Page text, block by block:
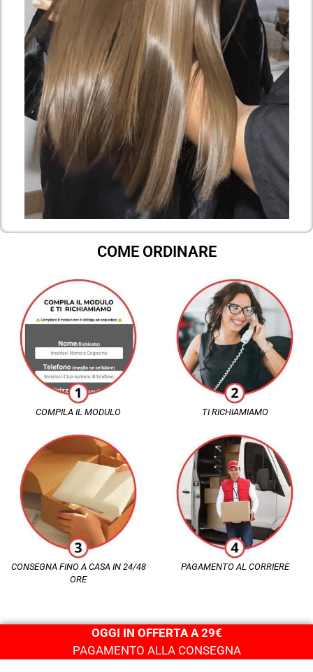
COME ORDINARE
COMPILA IL MODULO TI RICHIAMIAMO
CONSEGNA FINO A CASA IN 24/48
ORE
PAGAMENTO AL CORRIERE
OGGI IN OFFERTA A 29€
PAGAMENTO ALLA CONSEGNA